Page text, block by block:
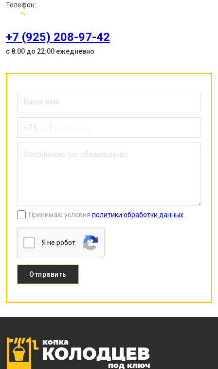
Телефон:
+7 (925) 208-97-42
с 8:00 до 22:00 ежедневно
Принимаю условия политики обработки данных
Я нe poбoт